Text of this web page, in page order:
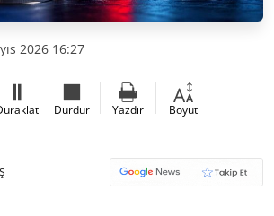
2026 16:27
Durdur Yazdır Boyut